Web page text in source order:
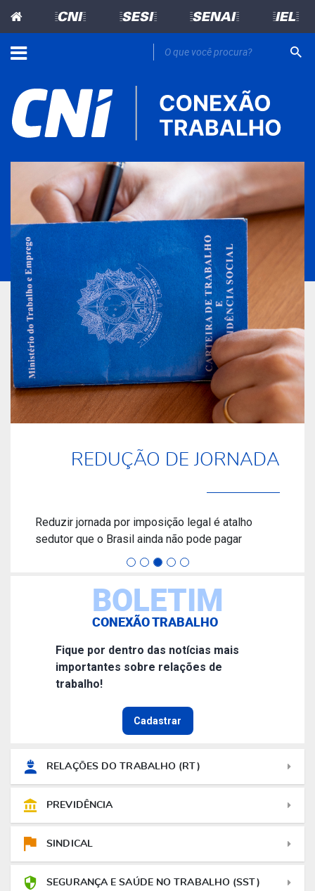
=CNI= =SESI= =SENAI= =IEL=
REDUÇÃO DE JORNADA
Reduzir jornada por imposição legal é atalho
sedutor que o Brasil ainda não pode pagar
BOLETIM
CONEXÃO TRABALHO
Fique por dentro das notícias mais
importantes sobre relações de
trabalho!
Cadastrar
RELAÇÕES DO TRABALHO (RT)
PREVIDÊNCIA
SINDICAL
SEGURANÇA E SAÚDE NO TRABALHO (SST)